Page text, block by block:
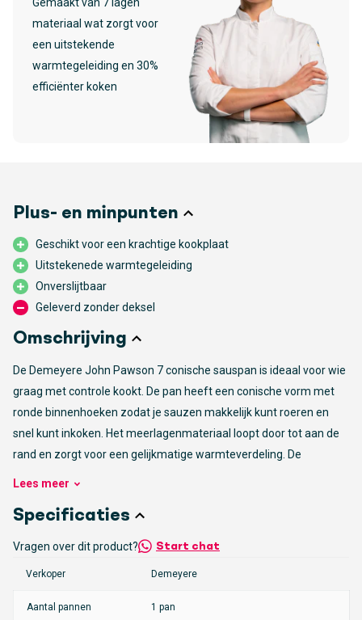
Gemaakt van 7 lagen
materiaal wat zorgt voor
een uitstekende
warmtegeleiding en 30%
efficiënter koken
Omschrijving
De Demeyere John Pawson 7 conische sauspan is ideaal voor wie
graag met controle kookt. De pan heeft een conische vorm met
ronde binnenhoeken zodat je sauzen makkelijk kunt roeren en
snel kunt inkoken. Het meerlagenmateriaal loopt door tot aan de
rand en zorgt voor een gelijkmatige warmteverdeling. De
InductoSeal bodem met koperen kern en TriplInduc technologie
energie en kookt stabiel op elke warmtebron.
Gemaakt voor jarenlang gebruik
De pan is sterk, onverslijtbaar en blijft levenslang mooi door de
Silvinox behandeling. De dubbelwandige deksel houdt warmte
Lees meer
Plus- en minpunten
Geschikt voor een krachtige kookplaat
Uitstekenede warmtegeleiding
Onverslijtbaar
Geleverd zonder deksel
Specificaties
Vragen over dit product? Start chat
Verkoper Demeyere
Aantal pannen 1 pan